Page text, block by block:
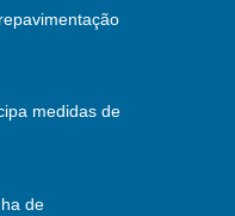
medidas de
de